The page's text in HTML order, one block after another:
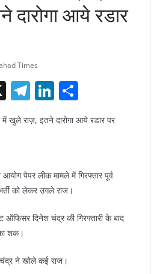
आये रडार
Times
X T
e
a
m
Li
n
k
dI
n
h
ar
में खुले राज़, इतने दारोगा आये रडार पर
पेपर लीक मामले में गिरफ्तार पूर्व
को लेकर उगले राज।
ऑफिसर दिनेश चंद्र की गिरफ्तारी के बाद
शक।
ने खोले कई राज।